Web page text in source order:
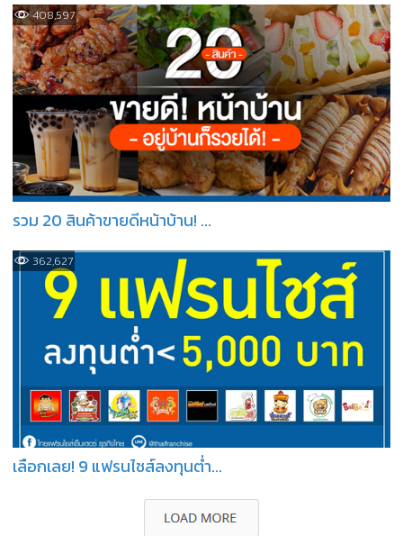
408,597
รวม 20 สินค้าขายดีหน้าบ้าน! ...
362,627
เลือกเลย! 9 แฟรนไชส์ลงทุนต่ำ...